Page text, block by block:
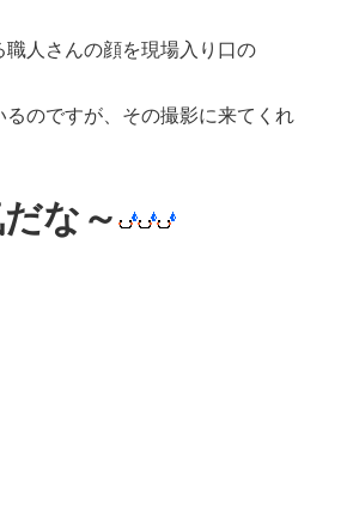
職人さんの顔を現場入り口の
るのですが、その撮影に来てくれ
な～